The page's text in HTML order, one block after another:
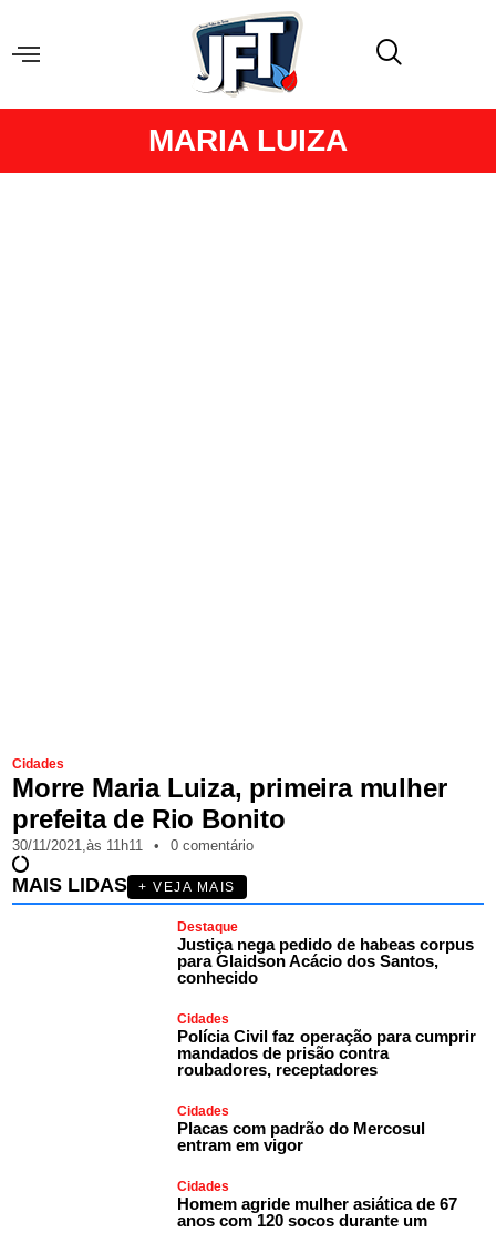
MARIA LUIZA
Cidades
Morre Maria Luiza, primeira mulher
prefeita de Rio Bonito
30/11/2021,às 11h11 • 0 comentário
MAIS LIDAS + VEJA MAIS
Destaque
Justiça nega pedido de habeas corpus
para Glaidson Acácio dos Santos,
conhecido
Cidades
Polícia Civil faz operação para cumprir
mandados de prisão contra
roubadores, receptadores
Cidades
Placas com padrão do Mercosul
entram em vigor
Cidades
Homem agride mulher asiática de 67
anos com 120 socos durante um